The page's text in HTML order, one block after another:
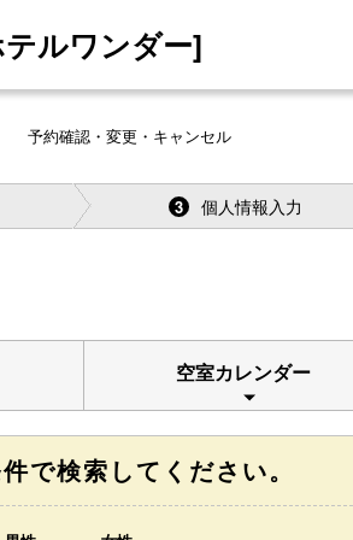
ルワンダー]
予約確認・変更・キャンセル
3 個人情報入力
空室カレンダー
で検索してください。